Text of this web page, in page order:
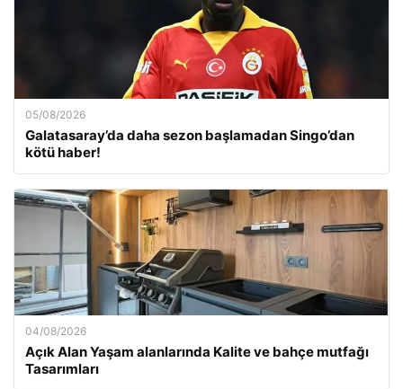
05/08/2026
Galatasaray’da daha sezon başlamadan Singo’dan
kötü haber!
04/08/2026
Açık Alan Yaşam alanlarında Kalite ve bahçe mutfağı
Tasarımları